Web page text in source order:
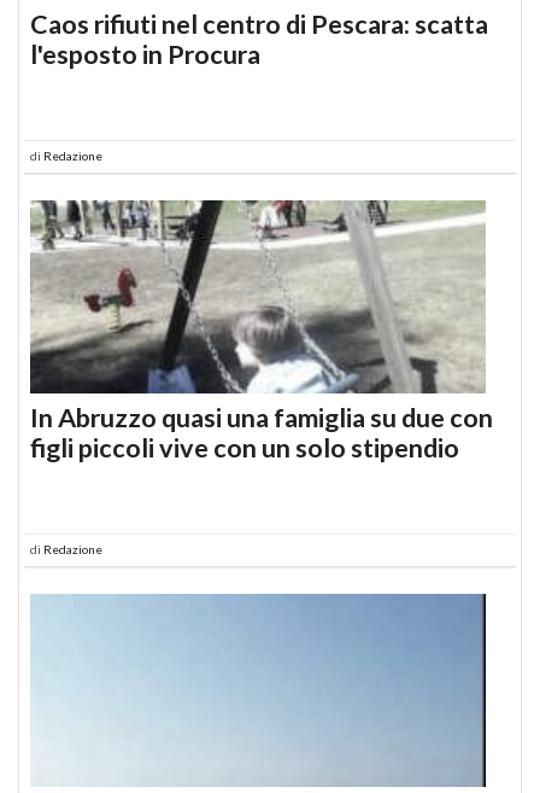
Caos rifiuti nel centro di Pescara: scatta
l'esposto in Procura
di Redazione
In Abruzzo quasi una famiglia su due con
figli piccoli vive con un solo stipendio
di Redazione